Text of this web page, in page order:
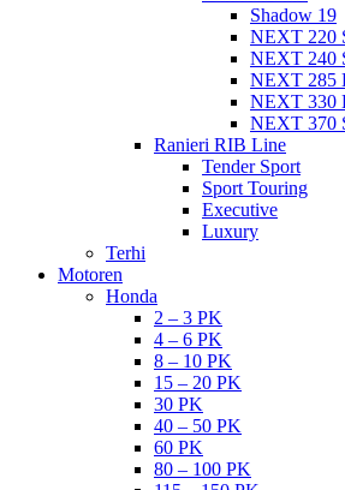
Shadow 19
NEXT 220
NEXT 240
NEXT 285
NEXT 330
NEXT 370
Ranieri RIB Line
Tender Sport
Sport Touring
Executive
Luxury
Terhi
Motoren
Honda
2 – 3 PK
4 – 6 PK
8 – 10 PK
15 – 20 PK
30 PK
40 – 50 PK
60 PK
80 – 100 PK